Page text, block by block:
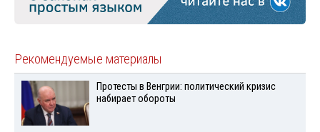
Рекомендуемые материалы
Протесты в Венгрии: политический кризис
набирает обороты